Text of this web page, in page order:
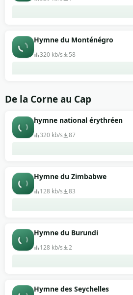
Hymne du Monténégro
320 kb/s 58
De la Corne au Cap
hymne national érythréen
320 kb/s 87
Hymne du Zimbabwe
128 kb/s 83
Hymne du Burundi
128 kb/s 2
Hymne des Seychelles